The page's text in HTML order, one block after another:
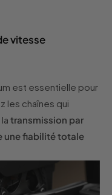
vitesse
est essentielle pour
les chaînes qui
transmission par
une fiabilité totale